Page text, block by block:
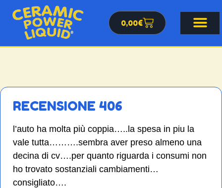
0,00€
RECENSIONE 406
l’auto ha molta più coppia…..la spesa in piu la
vale tutta……….sembra aver preso almeno una
decina di cv….per quanto riguarda i consumi non
ho trovato sostanziali cambiamenti…
consigliato….